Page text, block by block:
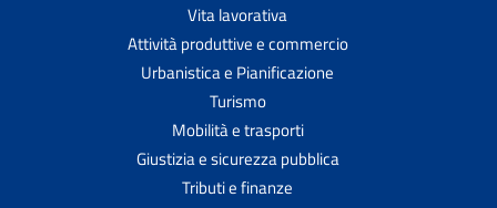
Vita lavorativa
Attività produttive e commercio
Urbanistica e Pianificazione
Turismo
Mobilità e trasporti
Giustizia e sicurezza pubblica
Tributi e finanze